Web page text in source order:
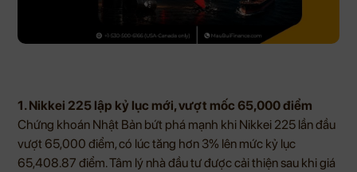
1. Nikkei 225 lập kỷ lục mới, vượt mốc 65,000 điểm
Chứng khoán Nhật Bản bứt phá mạnh khi Nikkei 225 lần đầu
vượt 65,000 điểm, có lúc tăng hơn 3% lên mức kỷ lục
65,408.87 điểm. Tâm lý nhà đầu tư được cải thiện sau khi giá